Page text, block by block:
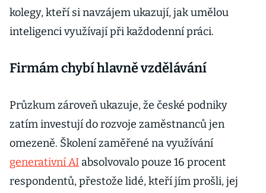
kolegy, kteří si navzájem ukazují, jak umělou
inteligenci využívají při každodenní práci.
Firmám chybí hlavně vzdělávání
Průzkum zároveň ukazuje, že české podniky
zatím investují do rozvoje zaměstnanců jen
omezeně. Školení zaměřené na využívání
generativní AI absolvovalo pouze 16 procent
respondentů, přestože lidé, kteří jím prošli, jej